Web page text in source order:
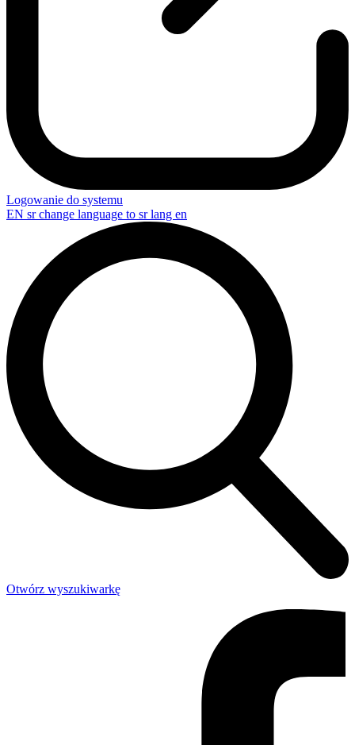
Logowanie do systemu
EN sr change language to sr lang en
Otwórz wyszukiwarkę